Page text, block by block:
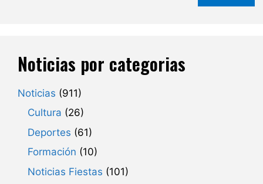
Noticias por categorias
Noticias (911)
Cultura (26)
Deportes (61)
Formación (10)
Noticias Fiestas (101)